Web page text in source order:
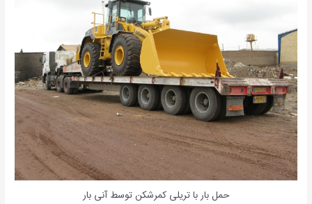
حمل بار با تریلی کمرشکن توسط آنی بار